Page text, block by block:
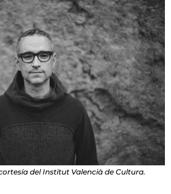
del Institut Valencià de Cultura.